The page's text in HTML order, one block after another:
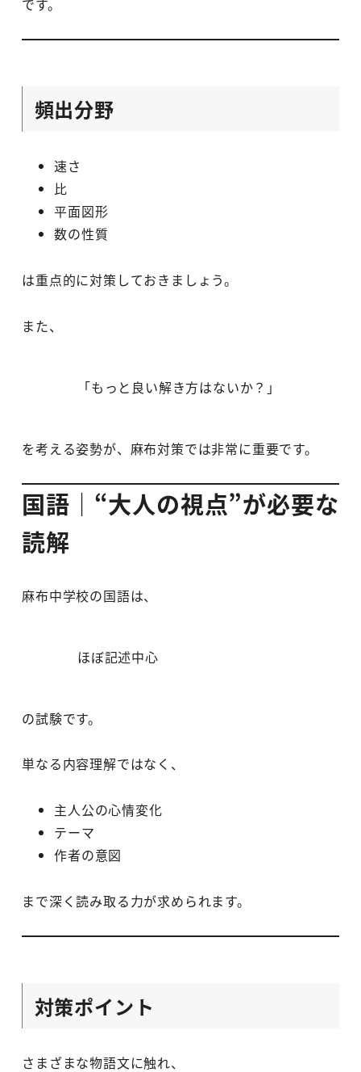
です。
頻出分野
速さ
比
平面図形
数の性質
は重点的に対策しておきましょう。
また、
「もっと良い解き方はないか？」
を考える姿勢が、麻布対策では非常に重要です。
国語｜“大人の視点”が必要な
読解
麻布中学校の国語は、
ほぼ記述中心
の試験です。
単なる内容理解ではなく、
主人公の心情変化
テーマ
作者の意図
まで深く読み取る力が求められます。
対策ポイント
さまざまな物語文に触れ、